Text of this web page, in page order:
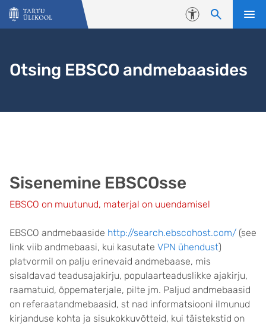
Liigu edasi põhisisu juurde
Juurdepääsetavus
Otsing EBSCO andmebaasides
Sisenemine EBSCOsse
EBSCO on muutunud, materjal on uuendamisel
EBSCO andmebaaside http://search.ebscohost.com/ (see
link viib andmebaasi, kui kasutate VPN ühendust)
platvormil on palju erinevaid andmebaase, mis
sisaldavad teadusajakirju, populaarteaduslikke ajakirju,
raamatuid, õppematerjale, pilte jm. Paljud andmebaasid
on referaatandmebaasid, st nad informatsiooni ilmunud
kirjanduse kohta ja sisukokkuvõtteid, kui täistekstid on